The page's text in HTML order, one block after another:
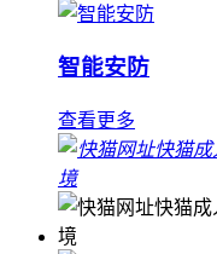
智能安防
查看更多